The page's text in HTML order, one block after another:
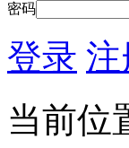
密码
登录 注
当前位